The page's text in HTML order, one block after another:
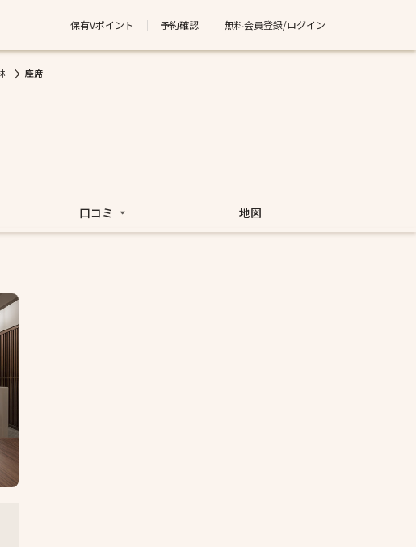
保有Vポイント 予約確認 無料会員登録/ログイン
座席
口コミ 地図